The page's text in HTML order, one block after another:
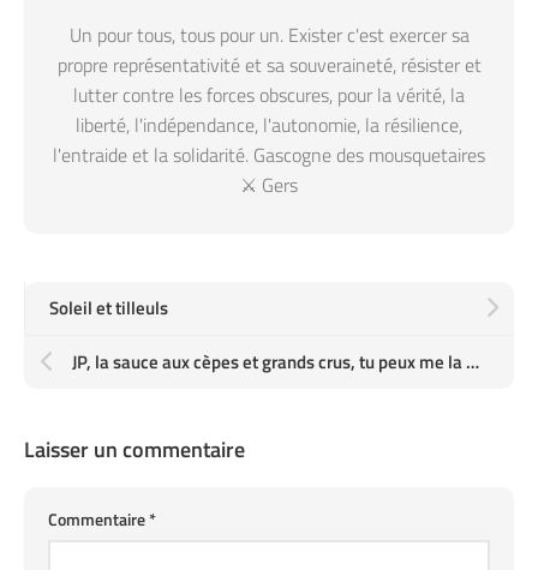
Un pour tous, tous pour un. Exister c'est exercer sa
propre représentativité et sa souveraineté, résister et
lutter contre les forces obscures, pour la vérité, la
liberté, l'indépendance, l'autonomie, la résilience,
l'entraide et la solidarité. Gascogne des mousquetaires
⚔️ Gers
Soleil et tilleuls
JP, la sauce aux cèpes et grands crus, tu peux me la mettre en perfusion cette nuit ?
Laisser un commentaire
Commentaire*